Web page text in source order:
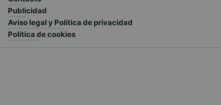
Publicidad
Aviso legal y Política de privacidad
Política de cookies